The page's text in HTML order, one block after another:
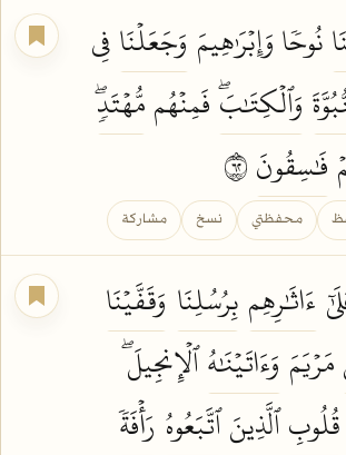
نُوحٗا وَإِبۡرَٰهِيمَ وَجَعَلۡنَافِي
وَٱلۡكِتَٰبَۖفَمِنۡهُممُّهۡتَدٖۖ
فَٰسِقُونَ
محفظتي نسخ مشاركة
ءَاثَٰرِهِم بِرُسُلِنَا وَقَفَّيۡنَا
مَرۡيَمَ وَءَاتَيۡنَٰهُٱلۡإِنجِيلَۖ
قُلُوبِٱلَّذِينَٱتَّبَعُوهُ رَأۡفَةٗ